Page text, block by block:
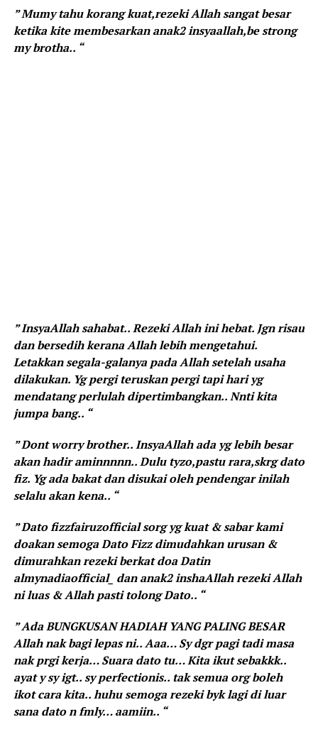
” Mumy tahu korang kuat,rezeki Allah sangat besar
ketika kite membesarkan anak2 insyaallah,be strong
my brotha.. “
” InsyaAllah sahabat.. Rezeki Allah ini hebat. Jgn risau
dan bersedih kerana Allah lebih mengetahui.
Letakkan segala-galanya pada Allah setelah usaha
dilakukan. Yg pergi teruskan pergi tapi hari yg
mendatang perlulah dipertimbangkan.. Nnti kita
jumpa bang.. “
” Dont worry brother.. InsyaAllah ada yg lebih besar
akan hadir aminnnnn.. Dulu tyzo,pastu rara,skrg dato
fiz. Yg ada bakat dan disukai oleh pendengar inilah
selalu akan kena.. “
” Dato fizzfairuzofficial sorg yg kuat & sabar kami
doakan semoga Dato Fizz dimudahkan urusan &
dimurahkan rezeki berkat doa Datin
almynadiaofficial_ dan anak2 inshaAllah rezeki Allah
ni luas & Allah pasti tolong Dato.. “
” Ada BUNGKUSAN HADIAH YANG PALING BESAR
Allah nak bagi lepas ni.. Aaa… Sy dgr pagi tadi masa
nak prgi kerja… Suara dato tu… Kita ikut sebakkk..
ayat y sy igt.. sy perfectionis.. tak semua org boleh
ikot cara kita.. huhu semoga rezeki byk lagi di luar
sana dato n fmly… aamiin.. “